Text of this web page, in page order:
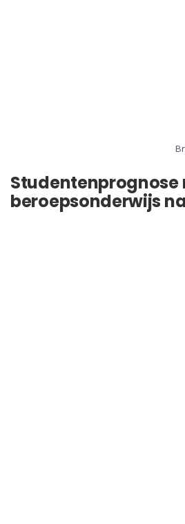
beroepsonderwijs